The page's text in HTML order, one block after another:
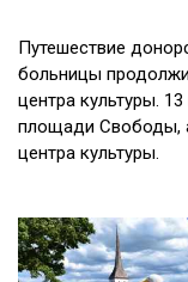
Путешествие
больницы
центра культуры.
площади Свободы,
центра культуры.